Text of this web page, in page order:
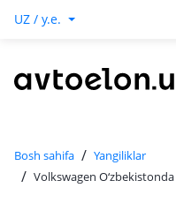
UZ / y.e.
Bosh sahifa / Yangiliklar
/ Volkswagen